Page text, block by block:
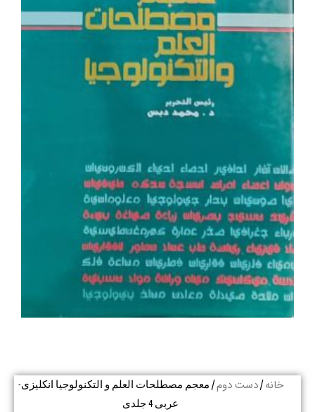
خانه/دست دوم/ معجم مصطلحات العلم و التکنولوجیا انکلیزی-
عربی 4 جلدی